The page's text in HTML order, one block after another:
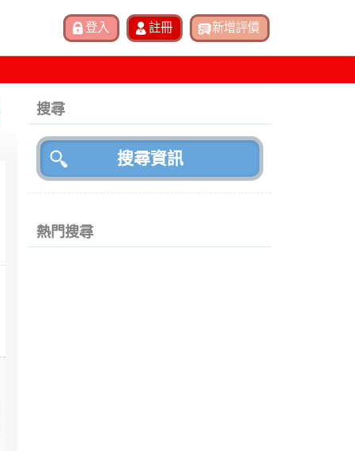
搜尋
熱門搜尋